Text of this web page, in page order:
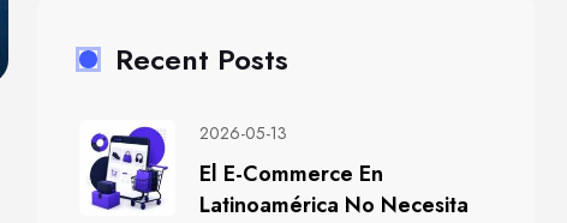
Recent Posts
2026-05-13
El E-Commerce En
Latinoamérica No Necesita